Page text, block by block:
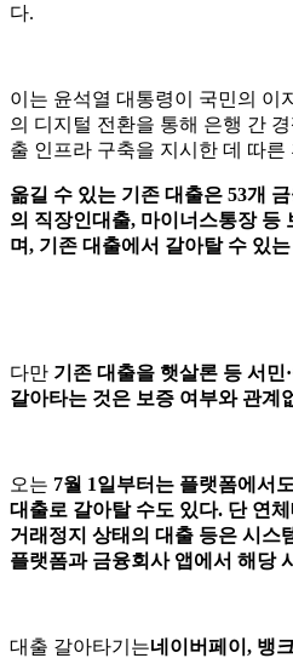
다.
이는 윤석열 대통령이 국민의 이
의 디지털 전환을 통해 은행 간
출 인프라 구축을 지시한 데 따른
옮길 수 있는 기존 대출은 53개
의 직장인대출, 마이너스통장 등
며, 기존 대출에서 갈아탈 수 있
다만 기존 대출을 햇살론 등 서민·
갈아타는 것은 보증 여부와 관계
오는 7월 1일부터는 플랫폼에서
대출로 갈아탈 수도 있다. 단 연
거래정지 상태의 대출 등은 시스
플랫폼과 금융회사 앱에서 해당
대출 갈아타기는네이버페이 , 뱅